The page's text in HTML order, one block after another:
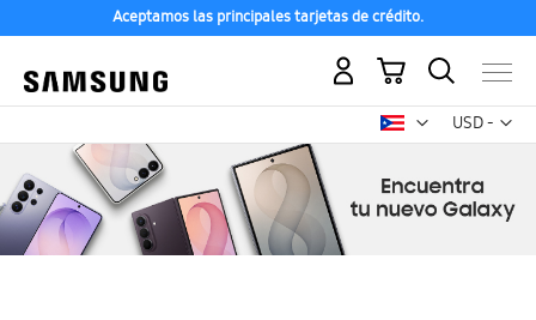
Aceptamos las principales tarjetas de crédito.
USD -
dólar
Mi carrito